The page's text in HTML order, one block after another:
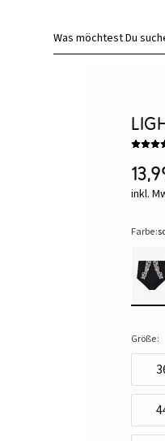
Was möchtest Du
inkl.
Farbe:
Größe: